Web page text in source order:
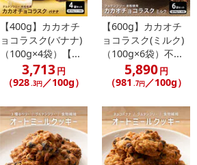
【400g】カカオチ
ョコラスク(バナナ)
（100g×4袋）【...
3,713円
（928.3円／100g）
【600g】カカオチ
ョコラスク(ミルク)
（100g×6袋）不...
5,890円
（981 .7円／100g）